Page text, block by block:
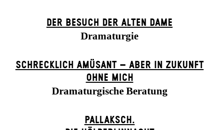
DER BE­SUCH DER ALT­EN DA­ME
Dramaturgie
SCHRECKLICH AMÜSANT – ABER IN ZUKUNFT
OHNE MICH
Dramaturgische Beratung
PALLAKSCH.